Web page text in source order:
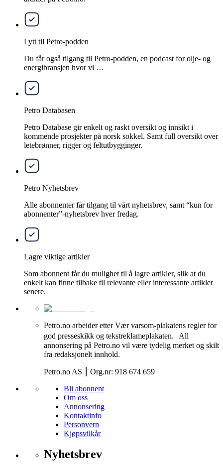
Lytt til Petro-podden
Du får også tilgang til Petro-podden, en podcast for olje- og
energibransjen hvor vi …
Petro Databasen
Petro Database gir enkelt og raskt oversikt og innsikt i
kommende prosjekter på norsk sokkel. Samt full oversikt over
letebrønner, rigger og feltutbygginger.
Petro Nyhetsbrev
Alle abonnenter får tilgang til vårt nyhetsbrev, samt “kun for
abonnenter”-nyhetsbrev hver fredag.
Lagre viktige artikler
Som abonnent får du mulighet til å lagre artikler, slik at du
enkelt kan finne tilbake til relevante eller interessante artikler
senere.
Petro.no arbeider etter Vær varsom-plakatens regler for
god presseskikk og tekstreklameplakaten. All
annonsering på Petro.no vil være tydelig merket og skilt
fra redaksjonelt innhold.
Petro.no AS ⎮ Org.nr: 918 674 659
Bli abonnent
Om oss
Annonsering
Kontaktinfo
Personvern
Kjøpsvilkår
Nyhetsbrev